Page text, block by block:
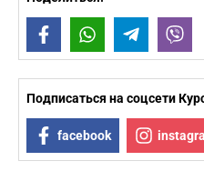
FacebookWhatsAppTelegram
Подписаться на соцсети
facebook